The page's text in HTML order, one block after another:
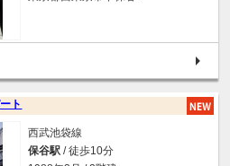
ト
西武池袋線
保谷駅 / 徒歩10分